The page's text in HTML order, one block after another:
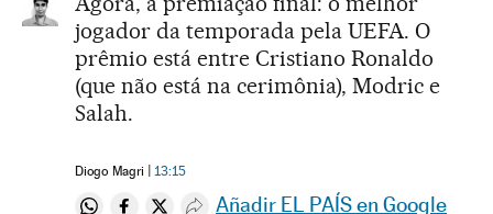
jogador da temporada pela UEFA. O
prêmio está entre Cristiano Ronaldo
(que não está na cerimônia), Modric e
Salah.
Diogo Magri 13:15
Añadir EL PAÍS en Google